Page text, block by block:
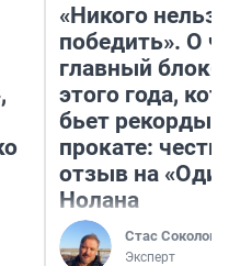
«Никого нельзя
победить». О
главный
этого года,
бьет рекорды в
прокате:
отзыв на
Нолана
Стас Соколов
Эксперт